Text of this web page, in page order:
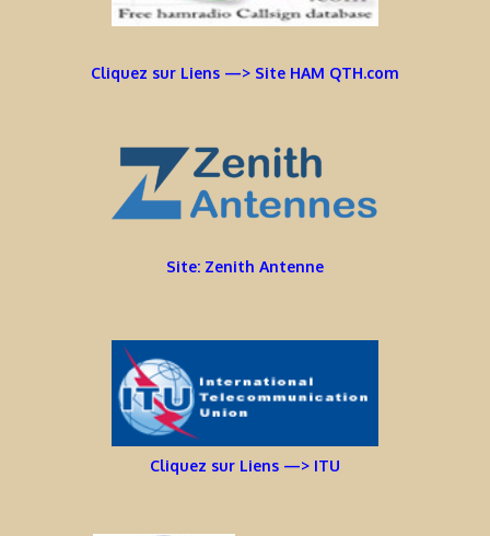
Cliquez sur Liens —> Site HAM QTH.com
Site: Zenith Antenne
Cliquez sur Liens —> ITU